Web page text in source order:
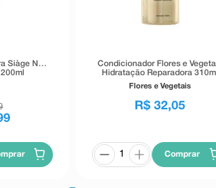
Siàge Nutri
Condicionador Flores e
Hidratação Reparadora 310ml
Flores e Vegetais
R$ 32,05
Comprar